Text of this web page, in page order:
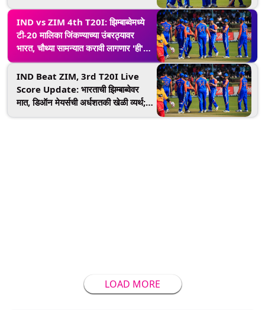
शकले नाही हे काम
IND vs ZIM 4th T20I: झिम्बाब्वेमध्ये
टी-20 मालिका जिंकण्याच्या उंबरठ्यावर
भारत, चौथ्या सामन्यात करावी लागणार 'ही'
कामगिरी
IND Beat ZIM, 3rd T20I Live
Score Update: भारताची झिम्बाब्वेवर
मात, डिऑन मेयर्सची अर्धशतकी खेळी व्यर्थ;
LOAD MORE